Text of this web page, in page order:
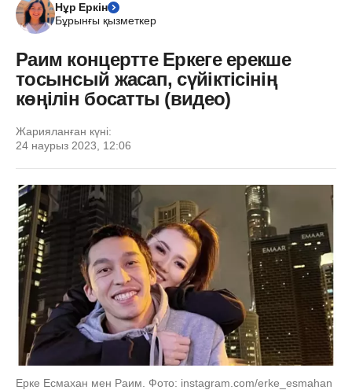
Нұр Еркін
Бұрынғы қызметкер
Раим концертте Еркеге ерекше
тосынсый жасап, сүйіктісінің
көңілін босатты (видео)
Жарияланған күні:
24 наурыз 2023, 12:06
Ерке Есмахан мен Раим. Фото: instagram.com/erke_esmahan